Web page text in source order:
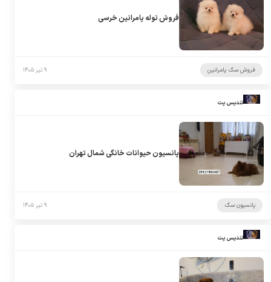
فروش توله پامرانین خرسی
فروش سگ پامرانین ۹ تیر ۱۴۰۵
تندیس پت
پانسیون حیوانات خانگی شمال تهران
پانسیون سگ ۹ تیر ۱۴۰۵
تندیس پت